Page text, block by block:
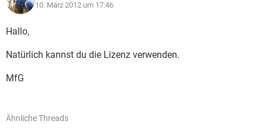
10. März 2012 um 17:46
Hallo,
Natürlich kannst du die Lizenz verwenden.
MfG
Ähnliche Threads